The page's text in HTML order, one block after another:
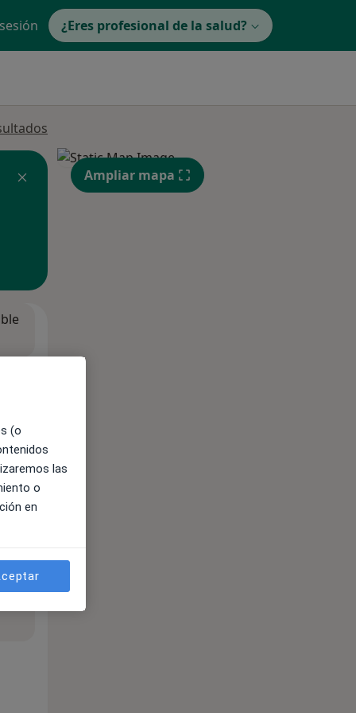
¿Eres profesional de la salud?
Ampliar mapa
(o
las
o
en